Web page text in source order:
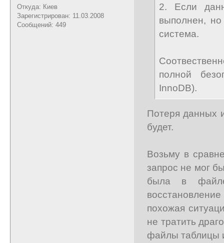
Откуда: Киев
Зарегистрирован: 11.03.2008
Сообщений: 449
2. Если
выполнен,
система.
полной
InnoDB).
Потеря данных
будет.
Возьму в
запрос не мог
была в
похожая
не тратить
файлы таблицы